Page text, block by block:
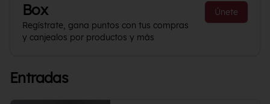
Box
Regístrate, gana puntos con tus compras
y canjealos por productos y más
Únete
Entradas